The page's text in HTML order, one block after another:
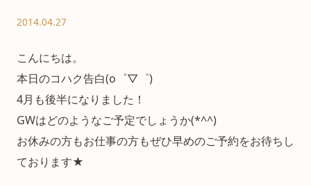
2014.04.27
こんにちは。
本日のコハク告白(o゜▽゜)
4月も後半になりました！
GWはどのようなご予定でしょうか(*^^)
お休みの方もお仕事の方もぜひ早めのご予約をお待ちし
ております★